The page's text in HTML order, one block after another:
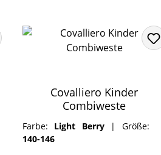
Covalliero Kinder
Combiweste
Farbe: Light Berry |
Größe:
140-146